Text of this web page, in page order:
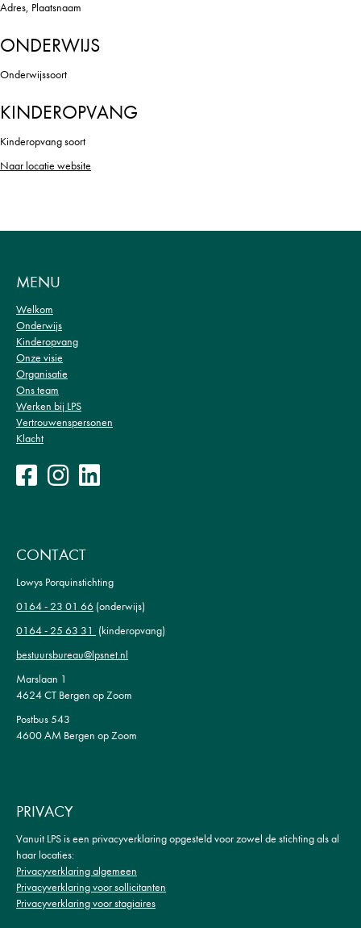
Adres, Plaatsnaam
ONDERWIJS
Onderwijssoort
KINDEROPVANG
Kinderopvang soort
Naar locatie website
MENU
Welkom
Onderwijs
Kinderopvang
Onze visie
Organisatie
Ons team
Werken bij LPS
Vertrouwenspersonen
Klacht
CONTACT
Lowys Porquinstichting
0164 - 23 01 66 (onderwijs)
0164 - 25 63 31 (kinderopvang)
bestuursbureau@lpsnet.nl
Marslaan 1
4624 CT Bergen op Zoom
Postbus 543
4600 AM Bergen op Zoom
PRIVACY
Vanuit LPS is een privacyverklaring opgesteld voor zowel de stichting als al
haar locaties:
Privacyverklaring algemeen
Privacyverklaring voor sollicitanten
Privacyverklaring voor stagiaires